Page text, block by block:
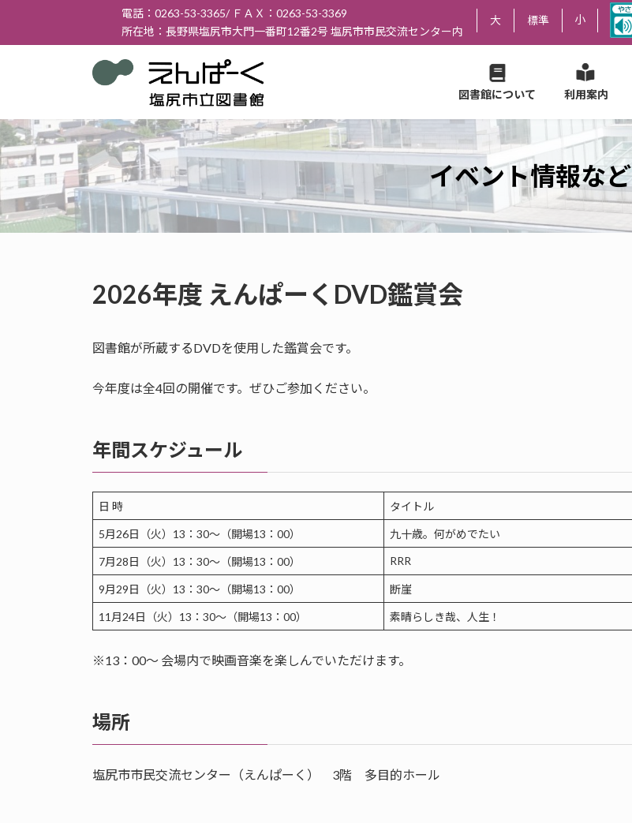
テ
ス
キ
ッ
ゲ
ン
に
移
電話：0263-53-3365/ ＦＡＸ：0263-53-3369
所在地：長野県塩尻市大門一番町12番2号 塩尻市市民交流センター内
大 標準 小
図書館について 利用案内
イベント情報など
2026年度 えんぱーくDVD鑑賞会
図書館が所蔵するDVDを使用した鑑賞会です。
今年度は全4回の開催です。ぜひご参加ください。
年間スケジュール
日 時 タイトル
5月26日（火）13：30～（開場13：00） 九十歳。何がめでたい
7月28日（火）13：30～（開場13：00） RRR
9月29日（火）13：30～（開場13：00） 断崖
11月24日（火）13：30～（開場13：00） 素晴らしき哉、人生！
※13：00～ 会場内で映画音楽を楽しんでいただけます。
場所
塩尻市市民交流センター（えんぱーく） 3階 多目的ホール